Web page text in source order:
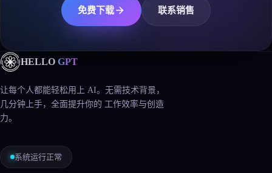
免费下载 联系销售
HELLO GPT
让每个人都能轻松用上 AI。无需技术背景，
几分钟上手，全面提升你的 工作效率与创造
力。
系统运行正常